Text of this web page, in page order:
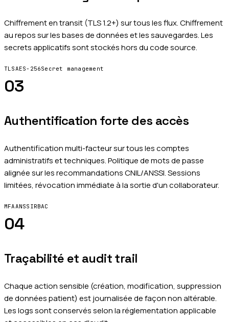
Chiffrement en transit (TLS 1.2+) sur tous les flux. Chiffrement
au repos sur les bases de données et les sauvegardes. Les
secrets applicatifs sont stockés hors du code source.
TLSAES-256Secret management
03
Authentification forte des accès
Authentification multi-facteur sur tous les comptes
administratifs et techniques. Politique de mots de passe
alignée sur les recommandations CNIL/ANSSI. Sessions
limitées, révocation immédiate à la sortie d'un collaborateur.
MFAANSSIRBAC
04
Traçabilité et audit trail
Chaque action sensible (création, modification, suppression
de données patient) est journalisée de façon non altérable.
Les logs sont conservés selon la réglementation applicable